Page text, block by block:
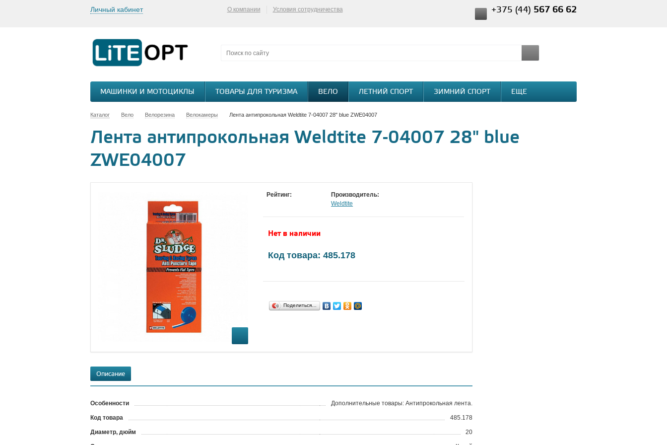
Личный кабинет О компании Условия сотрудничества +375 (44) 567 66 62
МАШИНКИ И МОТОЦИКЛЫ ТОВАРЫ ДЛЯ ТУРИЗМА ВЕЛО ЛЕТНИЙ СПОРТ ЗИМНИЙ СПОРТ ЕЩЕ
Каталог Вело Велорезина Велокамеры Лента антипрокольная Weldtite 7-04007 28" blue ZWE04007
Лента антипрокольная Weldtite 7-04007 28" blue
ZWE04007
Рейтинг:
Производитель:
Weldtite
Нет в наличии
Код товара: 485.178
Поделиться…
Описание
Особенности Дополнительные товары: Антипрокольная лента.
Код товара 485.178
Диаметр, дюйм 20